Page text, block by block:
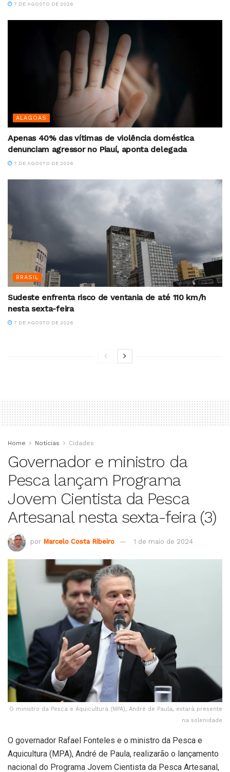
7 DE AGOSTO DE 2026
ALAGOAS
Apenas 40% das vítimas de violência doméstica
denunciam agressor no Piauí, aponta delegada
7 DE AGOSTO DE 2026
BRASIL
Sudeste enfrenta risco de ventania de até 110 km/h
nesta sexta-feira
7 DE AGOSTO DE 2026
Home Notícias Cidades
Governador e ministro da
Pesca lançam Programa
Jovem Cientista da Pesca
Artesanal nesta sexta-feira (3)
por Marcelo Costa Ribeiro 1 de maio de 2024
O ministro da Pesca e Aquicultura (MPA), André de Paula, estará presente
na solenidade
O governador Rafael Fonteles e o ministro da Pesca e
Aquicultura (MPA), André de Paula, realizarão o lançamento
nacional do Programa Jovem Cientista da Pesca Artesanal,